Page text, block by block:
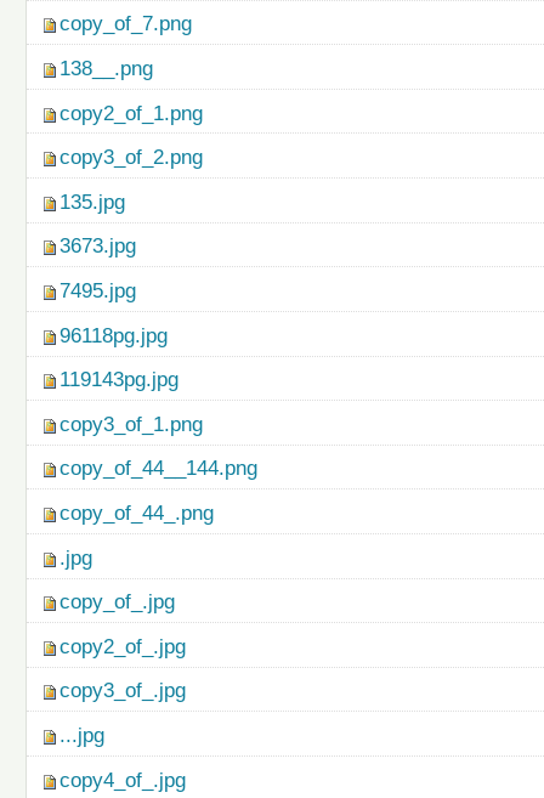
copy_of_7.png
138__.png
copy2_of_1.png
copy3_of_2.png
135.jpg
3673.jpg
7495.jpg
96118pg.jpg
119143pg.jpg
copy3_of_1.png
copy_of_44__144.png
copy_of_44_.png
.jpg
copy_of_.jpg
copy2_of_.jpg
copy3_of_.jpg
...jpg
copy4_of_.jpg